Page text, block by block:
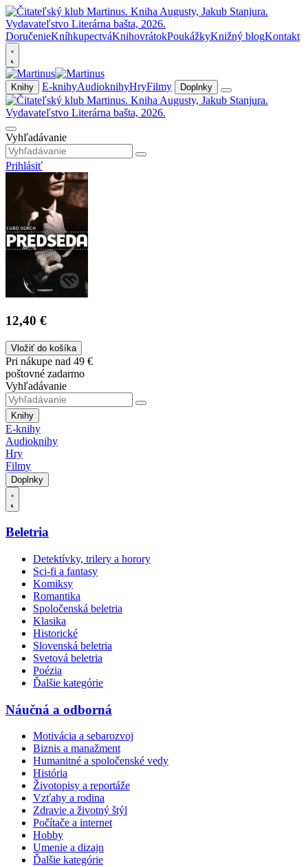
DoručenieKníhkupectváKnihovrátokPoukážkyKnižný blogKontakt
Knihy E-knihyAudioknihyHryFilmy Doplnky
Vyhľadávanie
Prihlásiť
12,40 €
Vložiť do košíka
Pri nákupe nad 49 €
poštovné zadarmo
Vyhľadávanie
Knihy
E-knihy
Audioknihy
Hry
Filmy
Doplnky
Beletria
Detektívky, trilery a horory
Sci-fi a fantasy
Komiksy
Romantika
Spoločenská beletria
Klasika
Historické
Slovenská beletria
Svetová beletria
Poézia
Ďalšie kategórie
Náučná a odborná
Motivácia a sebarozvoj
Biznis a manažment
Humanitné a spoločenské vedy
História
Životopisy a reportáže
Vzťahy a rodina
Zdravie a životný štýl
Počítače a internet
Hobby
Umenie a dizajn
Ďalšie kategórie